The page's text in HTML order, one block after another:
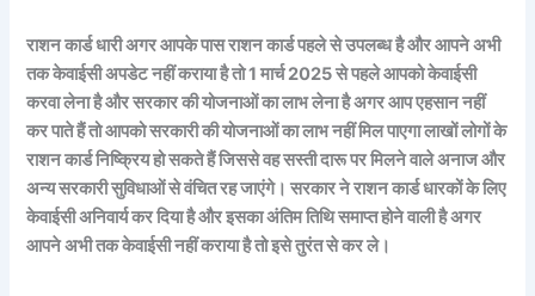
राशन कार्ड धारी अगर आपके पास राशन कार्ड पहले से उपलब्ध है और आपने अभी
तक केवाईसी अपडेट नहीं कराया है तो 1 मार्च 2025 से पहले आपको केवाईसी
करवा लेना है और सरकार की योजनाओं का लाभ लेना है अगर आप एहसान नहीं
कर पाते हैं तो आपको सरकारी की योजनाओं का लाभ नहीं मिल पाएगा लाखों लोगों के
राशन कार्ड निष्क्रिय हो सकते हैं जिससे वह सस्ती दारू पर मिलने वाले अनाज और
अन्य सरकारी सुविधाओं से वंचित रह जाएंगे। सरकार ने राशन कार्ड धारकों के लिए
केवाईसी अनिवार्य कर दिया है और इसका अंतिम तिथि समाप्त होने वाली है अगर
आपने अभी तक केवाईसी नहीं कराया है तो इसे तुरंत से कर ले।